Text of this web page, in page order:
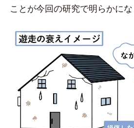
ことが今回の研究で明らかにな